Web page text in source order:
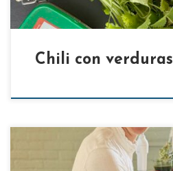
Chili con verduras